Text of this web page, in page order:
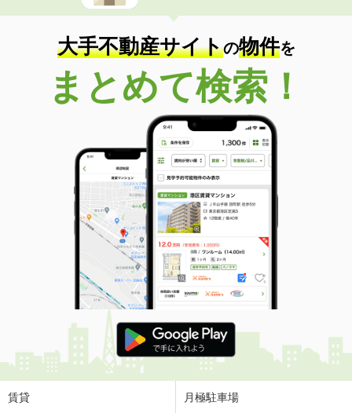
大手不動産サイトの物件を
まとめて検索！
賃貸 月極駐車場